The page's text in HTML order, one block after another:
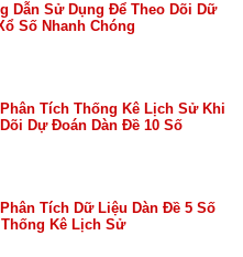
Dẫn Sử Dụng Để Theo Dõi Dữ
Số Nhanh Chóng
Tích Thống Kê Lịch Sử Khi
Dự Đoán Dàn Đề 10 Số
Tích Dữ Liệu Dàn Đề 5 Số
Thống Kê Lịch Sử